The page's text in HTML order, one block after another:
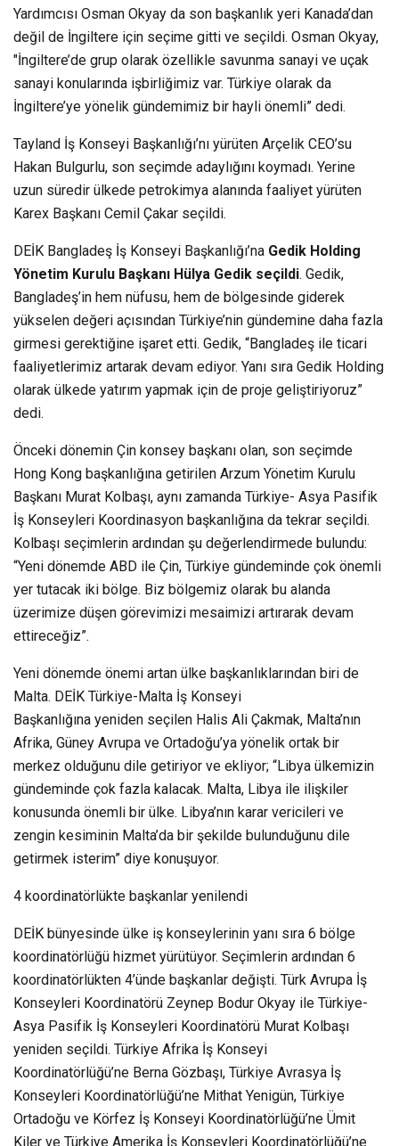
Yardımcısı Osman Okyay da son başkanlık yeri Kanada’dan
değil de İngiltere için seçime gitti ve seçildi. Osman Okyay,
"İngiltere’de grup olarak özellikle savunma sanayi ve uçak
sanayi konularında işbirliğimiz var. Türkiye olarak da
İngiltere’ye yönelik gündemimiz bir hayli önemli” dedi.
Tayland İş Konseyi Başkanlığı’nı yürüten Arçelik CEO’su
Hakan Bulgurlu, son seçimde adaylığını koymadı. Yerine
uzun süredir ülkede petrokimya alanında faaliyet yürüten
Karex Başkanı Cemil Çakar seçildi.
DEİK Bangladeş İş Konseyi Başkanlığı’na Gedik Holding
Yönetim Kurulu Başkanı Hülya Gedik seçildi. Gedik,
Bangladeş’in hem nüfusu, hem de bölgesinde giderek
yükselen değeri açısından Türkiye’nin gündemine daha fazla
girmesi gerektiğine işaret etti. Gedik, “Bangladeş ile ticari
faaliyetlerimiz artarak devam ediyor. Yanı sıra Gedik Holding
olarak ülkede yatırım yapmak için de proje geliştiriyoruz”
dedi.
Önceki dönemin Çin konsey başkanı olan, son seçimde
Hong Kong başkanlığına getirilen Arzum Yönetim Kurulu
Başkanı Murat Kolbaşı, aynı zamanda Türkiye- Asya Pasifik
İş Konseyleri Koordinasyon başkanlığına da tekrar seçildi.
Kolbaşı seçimlerin ardından şu değerlendirmede bulundu:
“Yeni dönemde ABD ile Çin, Türkiye gündeminde çok önemli
yer tutacak iki bölge. Biz bölgemiz olarak bu alanda
üzerimize düşen görevimizi mesaimizi artırarak devam
ettireceğiz”.
Yeni dönemde önemi artan ülke başkanlıklarından biri de
Malta. DEİK Türkiye-Malta İş Konseyi
Başkanlığına yeniden seçilen Halis Ali Çakmak, Malta’nın
Afrika, Güney Avrupa ve Ortadoğu’ya yönelik ortak bir
merkez olduğunu dile getiriyor ve ekliyor; “Libya ülkemizin
gündeminde çok fazla kalacak. Malta, Libya ile ilişkiler
konusunda önemli bir ülke. Libya’nın karar vericileri ve
zengin kesiminin Malta’da bir şekilde bulunduğunu dile
getirmek isterim” diye konuşuyor.
4 koordinatörlükte başkanlar yenilendi
DEİK bünyesinde ülke iş konseylerinin yanı sıra 6 bölge
koordinatörlüğü hizmet yürütüyor. Seçimlerin ardından 6
koordinatörlükten 4’ünde başkanlar değişti. Türk Avrupa İş
Konseyleri Koordinatörü Zeynep Bodur Okyay ile Türkiye-
Asya Pasifik İş Konseyleri Koordinatörü Murat Kolbaşı
yeniden seçildi. Türkiye Afrika İş Konseyi
Koordinatörlüğü’ne Berna Gözbaşı, Türkiye Avrasya İş
Konseyleri Koordinatörlüğü’ne Mithat Yenigün, Türkiye
Ortadoğu ve Körfez İş Konseyi Koordinatörlüğü’ne Ümit
Kiler ve Türkiye Amerika İş Konseyleri Koordinatörlüğü’ne